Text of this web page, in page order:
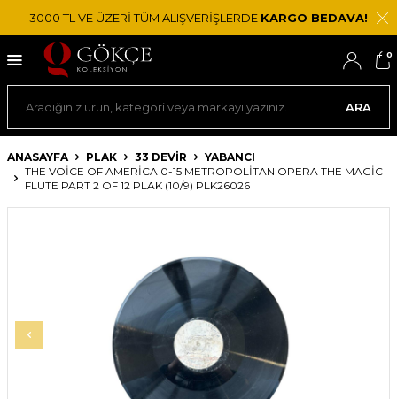
3000 TL VE ÜZERİ TÜM ALIŞVERİŞLERDE KARGO BEDAVA!
ARA
0
ANASAYFA PLAK 33 DEVIR
YABANCI
THE VOICE OF AMERICA 0-15 METROPOLITAN OPERA THE MAGIC
FLUTE PART 2 OF 12 PLAK (10/9) PLK26026